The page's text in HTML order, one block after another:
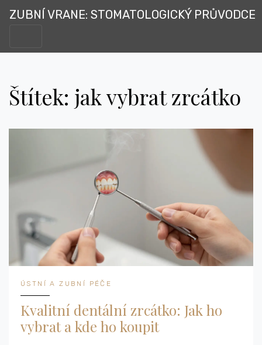
ZUBNÍ VRANE: STOMATOLOGICKÝ PRŮVODCE
Štítek: jak vybrat zrcátko
ÚSTNÍ A ZUBNÍ PÉČE
Kvalitní dentální zrcátko: Jak ho
vybrat a kde ho koupit